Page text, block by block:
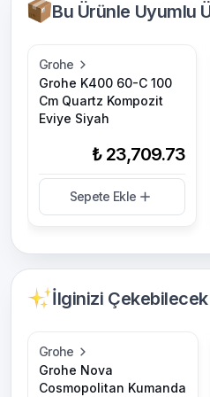
Bu Ürünle Uyumlu
Grohe
Grohe K400 60-C 100
Cm Quartz Kompozit
Eviye Siyah
₺ 23,709.73
Sepete Ekle
İlginizi
Grohe
Grohe Nova
Cosmopolitan Kumanda